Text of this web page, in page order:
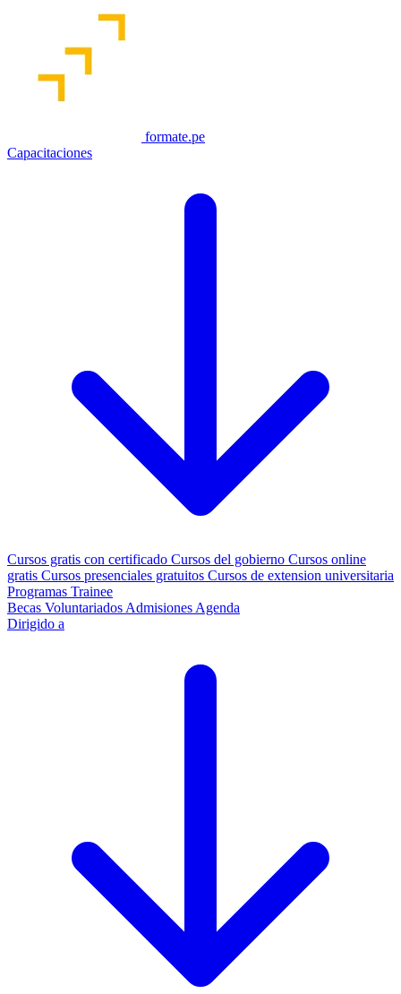
formate.pe
Capacitaciones
Cursos gratis con certificado Cursos del gobierno Cursos online
gratis Cursos presenciales gratuitos Cursos de extension universitaria
Programas Trainee
Becas Voluntariados Admisiones Agenda
Dirigido a